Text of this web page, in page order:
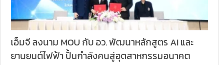
เอ็มจี ลงนาม MOU กับ อว. พัฒนาหลักสูตร AI และ
ยานยนต์ไฟฟ้า ปั้นกำลังคนสู่อุตสาหกรรมอนาคต